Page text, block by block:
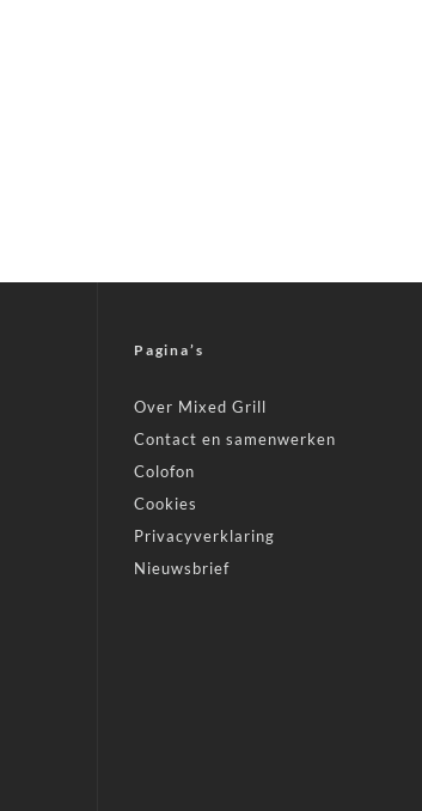
Pagina’s
Over Mixed Grill
Contact en samenwerken
Colofon
Cookies
Privacyverklaring
Nieuwsbrief